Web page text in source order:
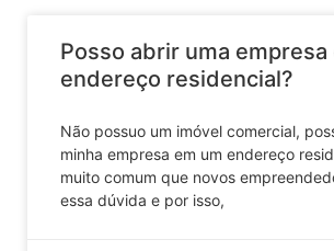
Posso abrir uma empresa
endereço residencial?
Não possuo um imóvel comercial,
minha empresa em um endereço
muito comum que novos
essa dúvida e por isso,